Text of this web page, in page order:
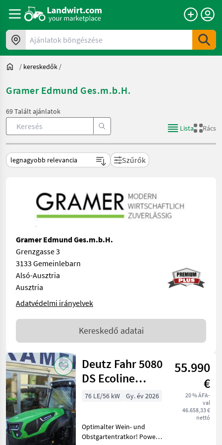
Ajánlatok böngészése
/ kereskedők /
Gramer Edmund Ges.m.b.H.
69 Talált ajánlatok
Lista
Rács
Szűrők
Gramer Edmund Ges.m.b.H.
Grenzgasse 3
3133 Gemeinlebarn
Alsó-Ausztria
Ausztria
Adatvédelmi irányelvek
Kereskedő adatai
Deutz Fahr 5080
DS Ecoline
(Stage V)
55.990
€
20 % ÁFA-
val
46.658,33 €
nettó
76 LE/56 kW Gy. év 2026
Optimalter Wein- und
Obstgartentratkor! Power-